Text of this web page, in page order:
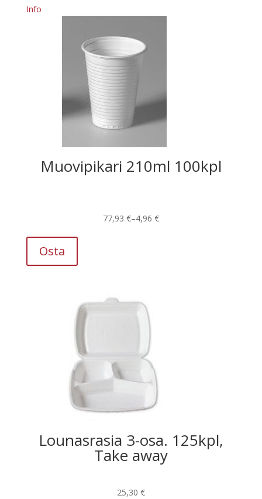
Info
Muovipikari 210ml 100kpl
4,96 €
–
77,93 €Hintaluokka:
Osta
tehdä
valinnat
sivulla.
Lounasrasia 3-osa. 125kpl,
Take away
25,30 €